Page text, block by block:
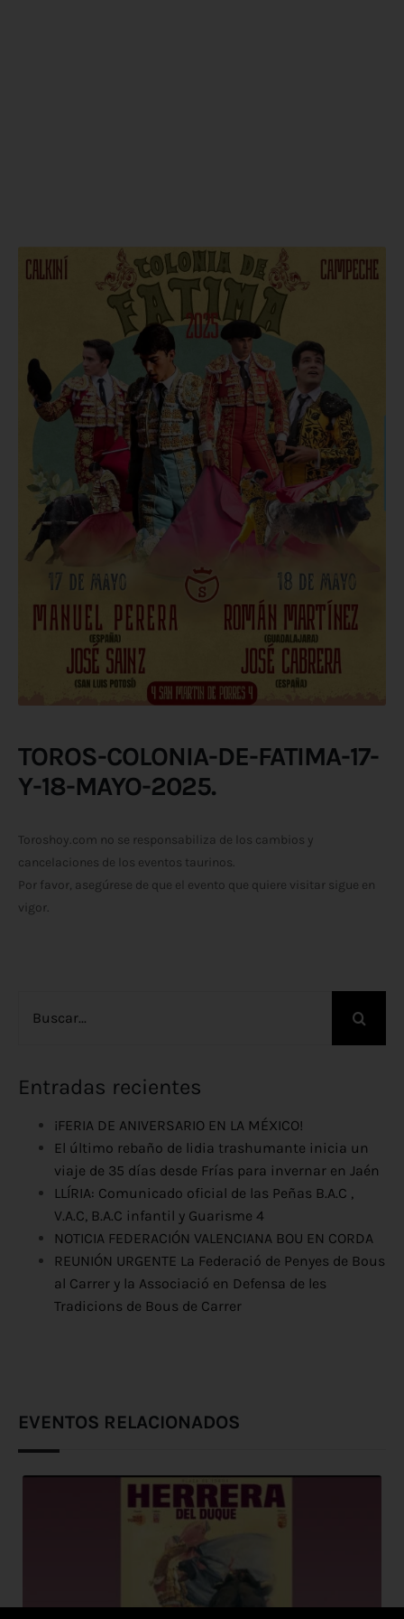
TOROS-COLONIA-DE-FATIMA-17-
Y-18-MAYO-2025.
Toroshoy.com no se responsabiliza de los cambios y
cancelaciones de los eventos taurinos.
Por favor, asegúrese de que el evento que quiere visitar sigue en
vigor.
Entradas recientes
¡FERIA DE ANIVERSARIO EN LA MÉXICO!
El último rebaño de lidia trashumante inicia un
viaje de 35 días desde Frías para invernar en Jaén
LLÍRIA: Comunicado oficial de las Peñas B.A.C ,
V.A.C, B.A.C infantil y Guarisme 4
NOTICIA FEDERACIÓN VALENCIANA BOU EN CORDA
REUNIÓN URGENTE La Federació de Penyes de Bous
al Carrer y la Associació en Defensa de les
Tradicions de Bous de Carrer
EVENTOS RELACIONADOS